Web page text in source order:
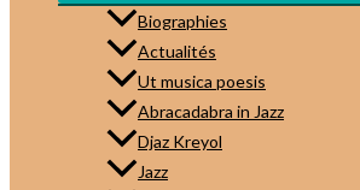
Biographies
Actualités
Ut musica poesis
Abracadabra in Jazz
Djaz Kreyol
Jazz